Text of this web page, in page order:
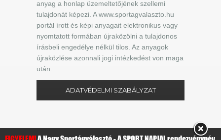
anyag a honlap üzemeltetőjének szellemi
tulajdonát képezi. A www.sportagvalaszto.hu
portál írott és képi anyagait elektronikus vagy
nyomtatott formában újraközölni a tulajdonos
írásbeli engedélye nélkül tilos. Az anyagok
újraközlése azonnali jogi intézkedést von maga
után.
ADATVÉDELMI SZABÁLYZAT